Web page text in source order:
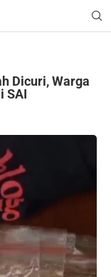
Dicuri, Warga
SAI